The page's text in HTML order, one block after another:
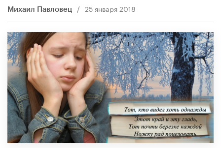
Михаил Павловец / 25 января 2018